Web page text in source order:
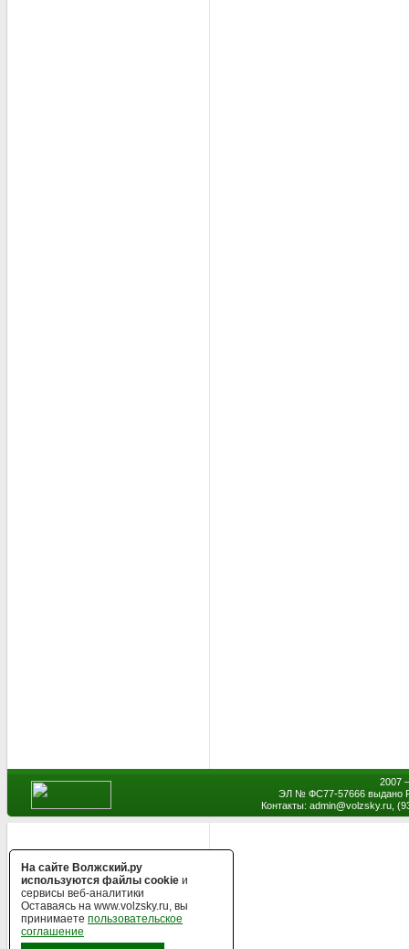
2007
ЭЛ № ФС77-57666 выдано
Контакты: admin@volzsky.ru,
На сайте Волжский.ру
используются файлы cookie и
сервисы веб-аналитики
Оставаясь на www.volzsky.ru, вы
принимаете пользовательское
соглашение